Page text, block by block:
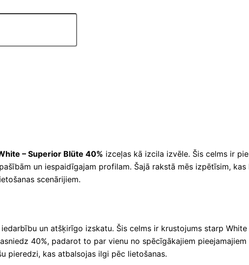
– Superior Blüte 40% izceļas kā izcila izvēle. Šis celms ir
un iespaidīgajam profilam. Šajā rakstā mēs izpētīsim,
scenārijiem.
un atšķirīgo izskatu. Šis celms ir krustojums starp
40%, padarot to par vienu no spēcīgākajiem
pieredzi, kas atbalsojas ilgi pēc lietošanas.